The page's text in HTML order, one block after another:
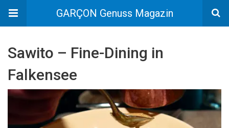
GARÇON Genuss Magazin
Sawito – Fine-Dining in
Falkensee